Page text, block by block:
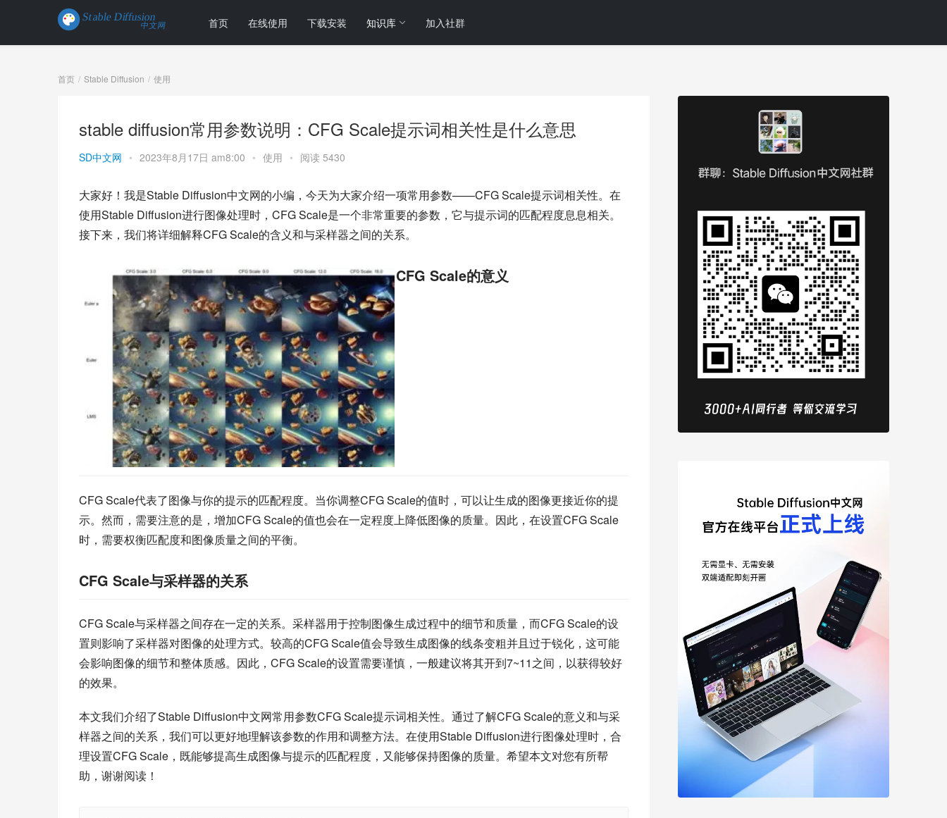
首页 在线使用 下载安装 知识库 加入社群
首页 Stable Diffusion 使用
stable diffusion常用参数说明：CFG Scale提示词相关性是什么意思
SD中文网 • 2023年8月17日 am8:00 • 使用 • 阅读 5430
大家好！我是Stable Diffusion中文网的小编，今天为大家介绍一项常用参数——CFG Scale提示词相关性。在
使用Stable Diffusion进行图像处理时，CFG Scale是一个非常重要的参数，它与提示词的匹配程度息息相关。
接下来，我们将详细解释CFG Scale的含义和与采样器之间的关系。
CFG Scale的意义
CFG Scale代表了图像与你的提示的匹配程度。当你调整CFG Scale的值时，可以让生成的图像更接近你的提
示。然而，需要注意的是，增加CFG Scale的值也会在一定程度上降低图像的质量。因此，在设置CFG Scale
时，需要权衡匹配度和图像质量之间的平衡。
CFG Scale与采样器的关系
CFG Scale与采样器之间存在一定的关系。采样器用于控制图像生成过程中的细节和质量，而CFG Scale的设
置则影响了采样器对图像的处理方式。较高的CFG Scale值会导致生成图像的线条变粗并且过于锐化，这可能
会影响图像的细节和整体质感。因此，CFG Scale的设置需要谨慎，一般建议将其开到7~11之间，以获得较好
的效果。
本文我们介绍了Stable Diffusion中文网常用参数CFG Scale提示词相关性。通过了解CFG Scale的意义和与采
样器之间的关系，我们可以更好地理解该参数的作用和调整方法。在使用Stable Diffusion进行图像处理时，合
理设置CFG Scale，既能够提高生成图像与提示的匹配程度，又能够保持图像的质量。希望本文对您有所帮
助，谢谢阅读！